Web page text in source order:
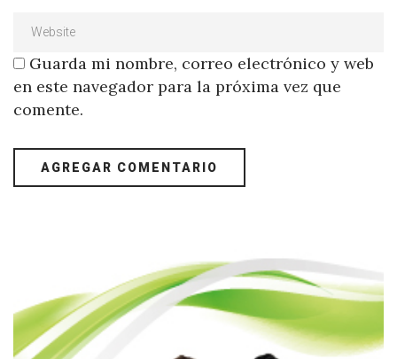
Guarda mi nombre, correo electrónico y web
en este navegador para la próxima vez que
comente.